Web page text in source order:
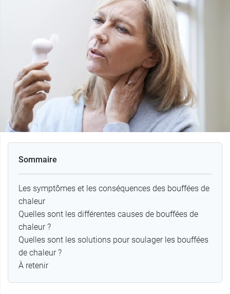
Sommaire
Les symptômes et les conséquences des bouffées de
chaleur
Quelles sont les différentes causes de bouffées de
chaleur ?
Quelles sont les solutions pour soulager les bouffées
de chaleur ?
À retenir